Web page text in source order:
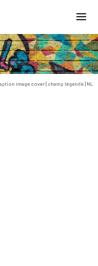
image cover [champ légende] NL